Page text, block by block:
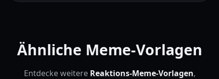
Ähnliche Meme-Vorlagen
Entdecke weitere Reaktions-Meme-Vorlagen,